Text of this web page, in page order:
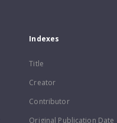
Indexes
Title
Creator
Contributor
Original Publication Date